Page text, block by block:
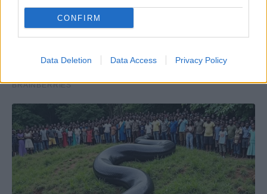
CONFIRM
Data Deletion Data Access Privacy Policy